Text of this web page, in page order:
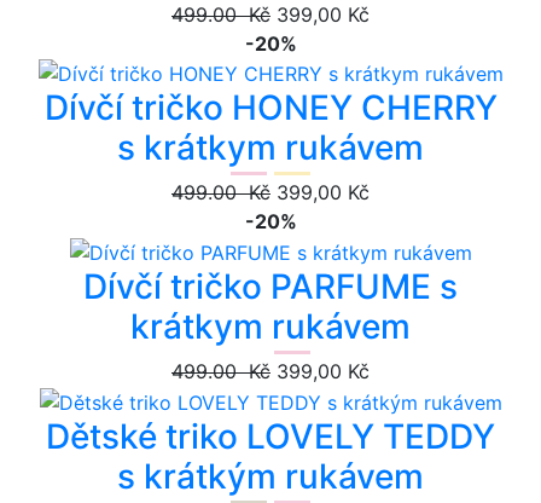
499.00 Kč 399,00 Kč
-20%
Dívčí tričko HONEY CHERRY
s krátkym rukávem
499.00 Kč 399,00 Kč
-20%
Dívčí tričko PARFUME s
krátkym rukávem
499.00 Kč 399,00 Kč
Dětské triko LOVELY TEDDY
s krátkým rukávem